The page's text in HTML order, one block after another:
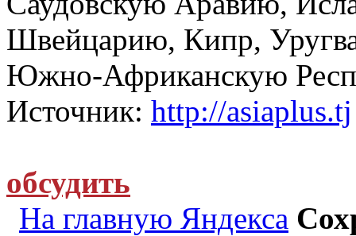
Швейцарию, Кипр,
Южно-Африканскую
Источник: http://asiaplus.tj
обсудить
На главную Яндекса